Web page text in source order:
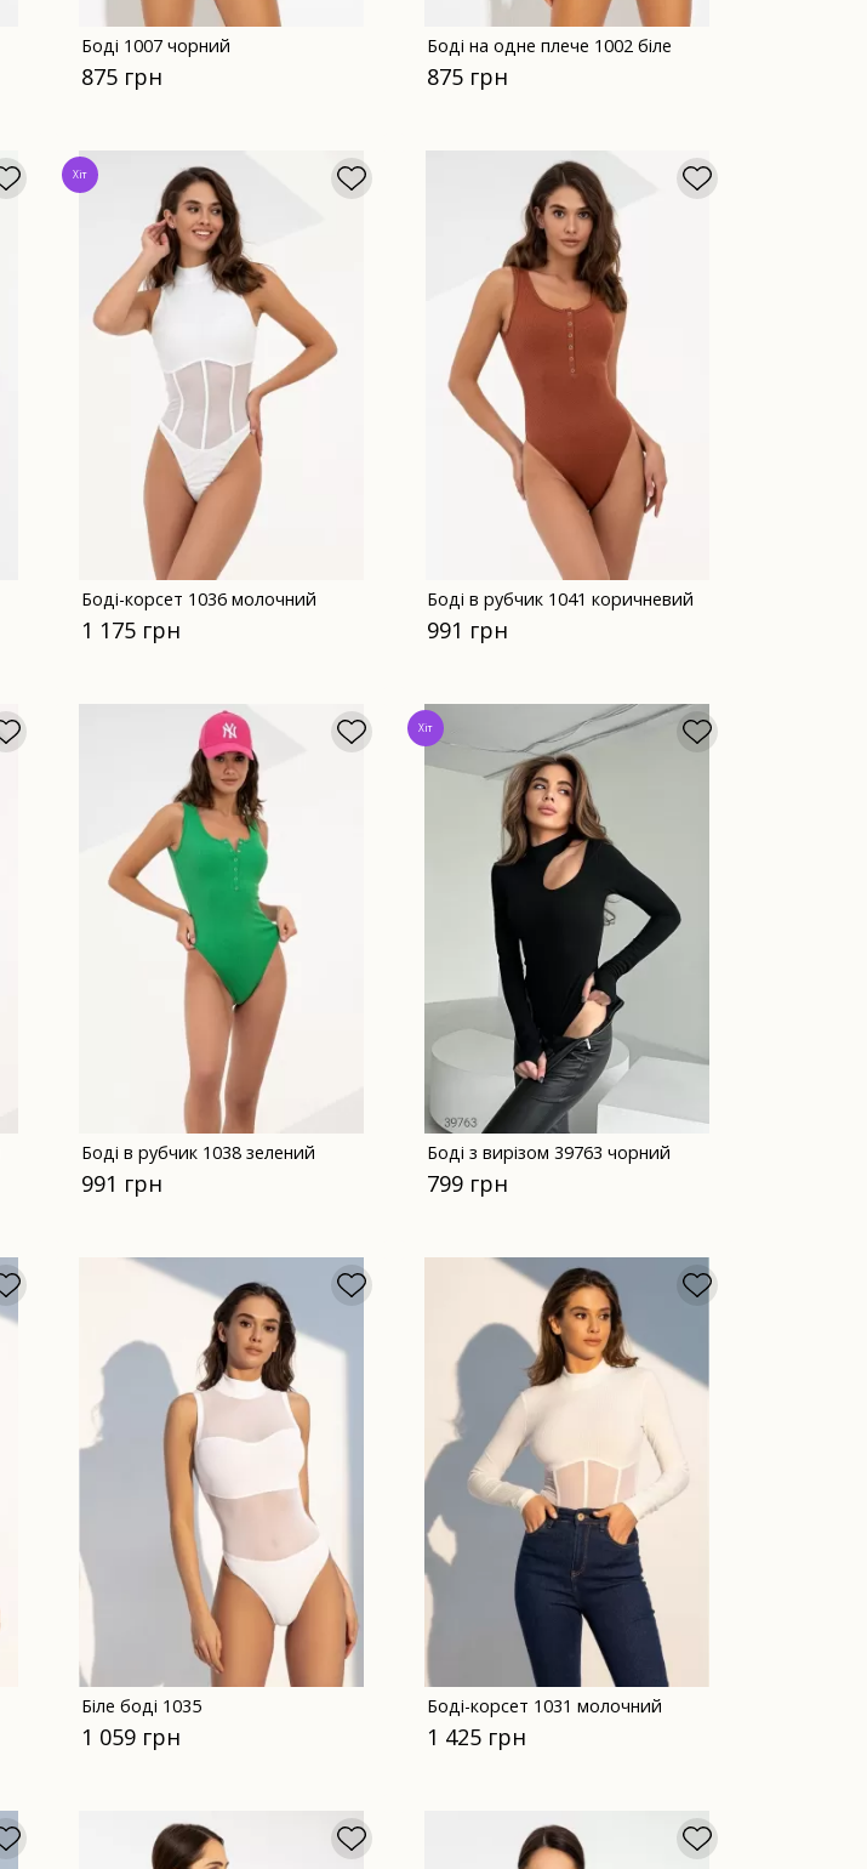
Боді 1007 чорний
875 грн
Боді на одне плече 1002 біле
875 грн
Хіт
Боді-корсет 1036 молочний
1 175 грн
Боді в рубчик 1041 коричневий
991 грн
Боді в рубчик 1038 зелений
991 грн
Хіт
Боді з вирізом 39763 чорний
799 грн
Біле боді 1035
1 059 грн
Боді-корсет 1031 молочний
1 425 грн